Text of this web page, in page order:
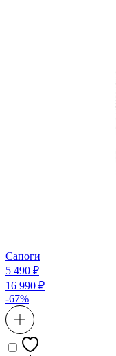
Сапоги
5 490 ₽
16 990 ₽
-67%